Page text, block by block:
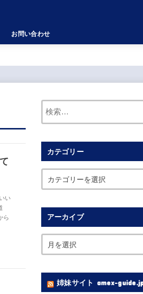
お問い合わせ
い
ら
カテゴリー
アーカイブ
姉妹サイト amex-